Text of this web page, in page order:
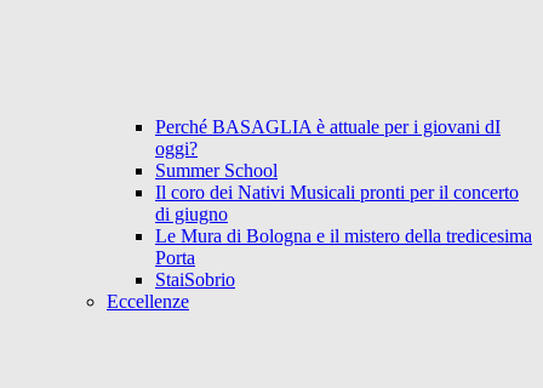
Perché BASAGLIA è attuale per i giovani dI
oggi?
Summer School
Il coro dei Nativi Musicali pronti per il concerto
di giugno
Le Mura di Bologna e il mistero della tredicesima
Porta
StaiSobrio
Eccellenze